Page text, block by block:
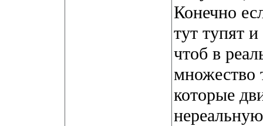
Конечно
тут тупят
чтоб в
множество
которые